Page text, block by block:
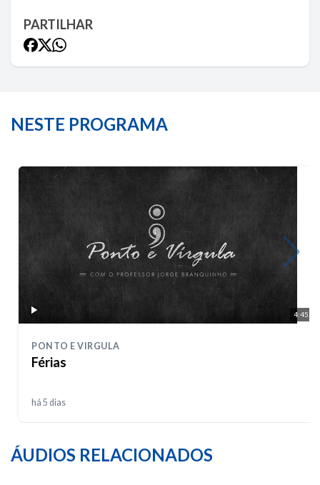
PARTILHAR
NESTE PROGRAMA
4:45
PONTO E VIRGULA
Férias
há 5 dias
ÁUDIOS RELACIONADOS